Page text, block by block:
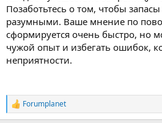
Позаботьтесь о том, чтобы
разумными. Ваше мнение по
сформируется очень быстро, но
чужой опыт и избегать ошибок,
неприятности.
Р
е
Forumplanet